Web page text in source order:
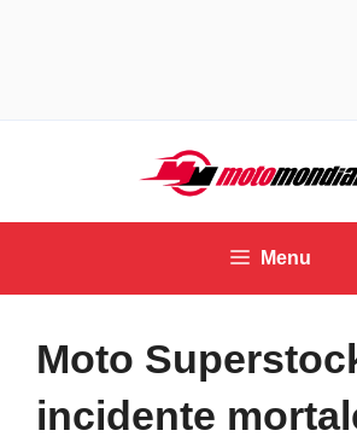
contenuto
Menu
Moto
incidente